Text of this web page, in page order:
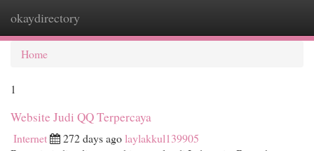
okaydirectory
Home
1
Website Judi QQ Terpercaya
Internet 272 days agolaylakkul139905